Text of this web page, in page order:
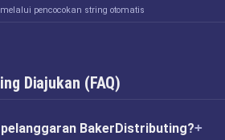
pencocokan string otomatis
Diajukan (FAQ)
BakerDistributing?